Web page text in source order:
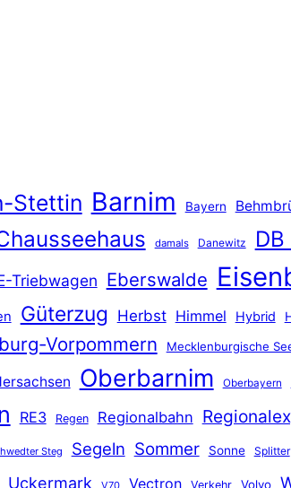
Stettin Barnim Bayern
damals Danewitz DB
Triebwagen Eberswalde
Güterzug Herbst Himmel Hybrid
Vorpommern Mecklenburgische
Oberbarnim Oberbayern
RE3 Regen Regionalbahn
Steg Segeln Sommer Sonne Splitter
Uckermark V70 Vectron Verkehr Volvo